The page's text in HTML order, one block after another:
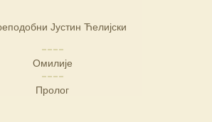
Јустин Ћелијски
Омилије
Пролог